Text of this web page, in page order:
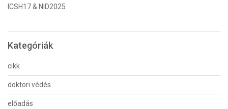
ICSH17 & NID2025
Kategóriák
cikk
doktori védés
előadás